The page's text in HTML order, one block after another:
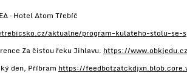
Hotel Atom Třebíč
aktualne/program-kulateho-stolu-se-
Za čistou řeku Jihlavu. https://
den, Příbram https://